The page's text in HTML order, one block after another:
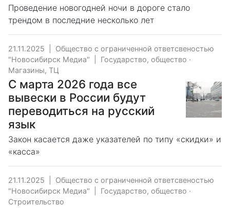
Проведение новогодней ночи в дороге стало
трендом в последние несколько лет
21.11.2025
Общество с ограниченной ответсвеностью
"Новосибирск Медиа"
Государство, общество ·
Магазины, ТЦ
С марта 2026 года все
вывески в России будут
переводиться на русский
язык
Закон касается даже указателей по типу «скидки» и
«касса»
21.11.2025
Общество с ограниченной ответсвеностью
"Новосибирск Медиа"
Государство, общество ·
Строительство